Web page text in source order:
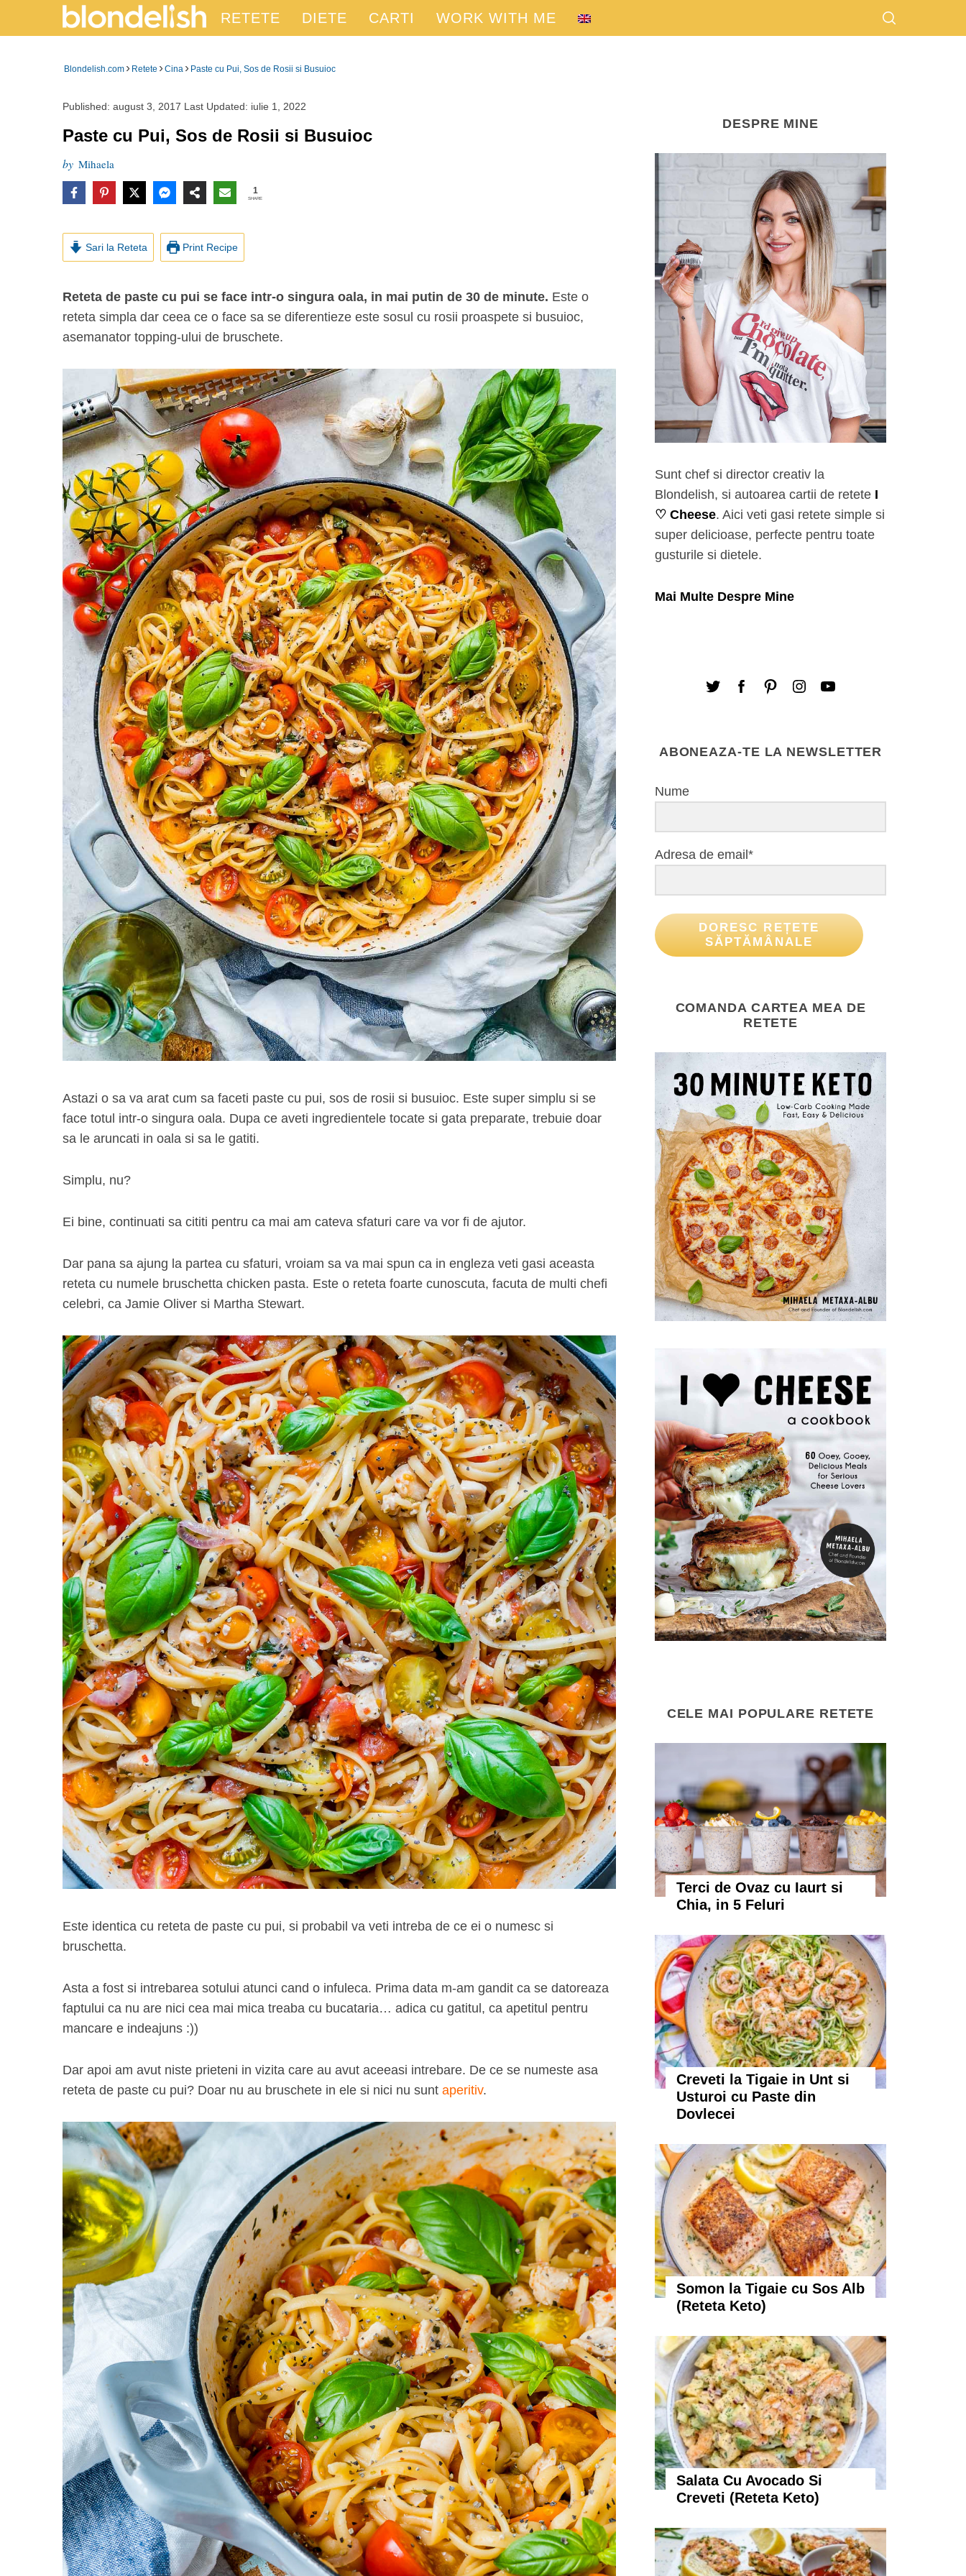
RETETE DIETE CARTI WORK WITH ME
Blondelish.com › Retete ›Cina › Paste cu Pui, Sos de Rosii si Busuioc
Published: august 3, 2017 Last Updated: iulie 1, 2022
Paste cu Pui, Sos de Rosii si Busuioc
by Mihaela
1
SHARE
Sari la Reteta Print Recipe
Reteta de paste cu pui se face intr-o singura oala, in mai putin de 30 de minute. Este o
reteta simpla dar ceea ce o face sa se diferentieze este sosul cu rosii proaspete si busuioc,
asemanator topping-ului de bruschete.
Astazi o sa va arat cum sa faceti paste cu pui, sos de rosii si busuioc. Este super simplu si se
face totul intr-o singura oala. Dupa ce aveti ingredientele tocate si gata preparate, trebuie doar
sa le aruncati in oala si sa le gatiti.
Simplu, nu?
Ei bine, continuati sa cititi pentru ca mai am cateva sfaturi care va vor fi de ajutor.
Dar pana sa ajung la partea cu sfaturi, vroiam sa va mai spun ca in engleza veti gasi aceasta
reteta cu numele bruschetta chicken pasta. Este o reteta foarte cunoscuta, facuta de multi chefi
celebri, ca Jamie Oliver si Martha Stewart.
Este identica cu reteta de paste cu pui, si probabil va veti intreba de ce ei o numesc si
bruschetta.
Asta a fost si intrebarea sotului atunci cand o infuleca. Prima data m-am gandit ca se datoreaza
faptului ca nu are nici cea mai mica treaba cu bucataria… adica cu gatitul, ca apetitul pentru
mancare e indeajuns :))
Dar apoi am avut niste prieteni in vizita care au avut aceeasi intrebare. De ce se numeste asa
reteta de paste cu pui? Doar nu au bruschete in ele si nici nu sunt aperitiv.
DESPRE MINE
Sunt chef si director creativ la
Blondelish, si autoarea cartii de retete I
♡ Cheese. Aici veti gasi retete simple si
super delicioase, perfecte pentru toate
gusturile si dietele.
Mai Multe Despre Mine
ABONEAZA-TE LA NEWSLETTER
Nume
Adresa de email*
DORESC REȚETE
SĂPTĂMÂNALE
COMANDA CARTEA MEA DE
RETETE
CELE MAI POPULARE RETETE
Terci de Ovaz cu Iaurt si
Chia, in 5 Feluri
Creveti la Tigaie in Unt si
Usturoi cu Paste din
Dovlecei
Somon la Tigaie cu Sos Alb
(Reteta Keto)
Salata Cu Avocado Si
Creveti (Reteta Keto)
S
e
a
r
c
h
f
o
r
: